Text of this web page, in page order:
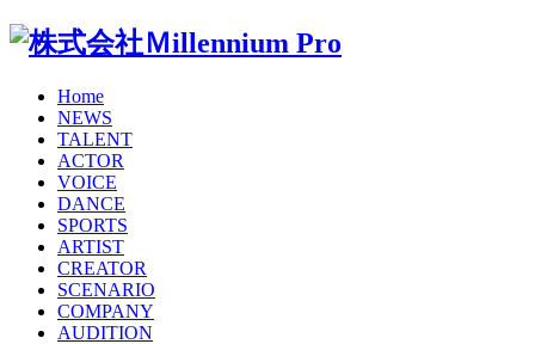
Home
NEWS
TALENT
ACTOR
VOICE
DANCE
SPORTS
ARTIST
CREATOR
SCENARIO
COMPANY
AUDITION